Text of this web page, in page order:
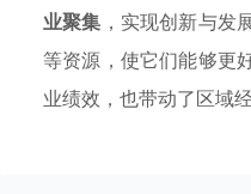
业聚集 ，实现创新与
等资源，使它们能够更
业绩效，也带动了区域